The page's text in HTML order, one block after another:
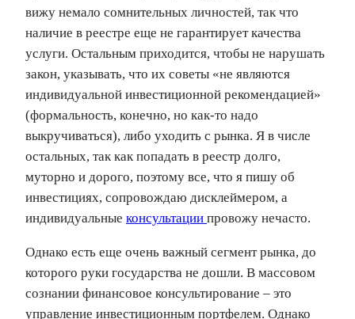
вижу немало сомнительных личностей, так что
наличие в реестре еще не гарантирует качества
услуги. Остальным приходится, чтобы не нарушать
закон, указывать, что их советы «не являются
индивидуальной инвестиционной рекомендацией»
(формальность, конечно, но как-то надо
выкручиваться), либо уходить с рынка. Я в числе
остальных, так как попадать в реестр долго,
муторно и дорого, поэтому все, что я пишу об
инвестициях, сопровождаю дисклеймером, а
индивидуальные консультации провожу нечасто.
Однако есть еще очень важный сегмент рынка, до
которого руки государства не дошли. В массовом
сознании финансовое консультирование – это
управление инвестиционным портфелем. Однако